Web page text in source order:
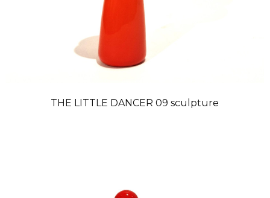
THE LITTLE DANCER 09 sculpture